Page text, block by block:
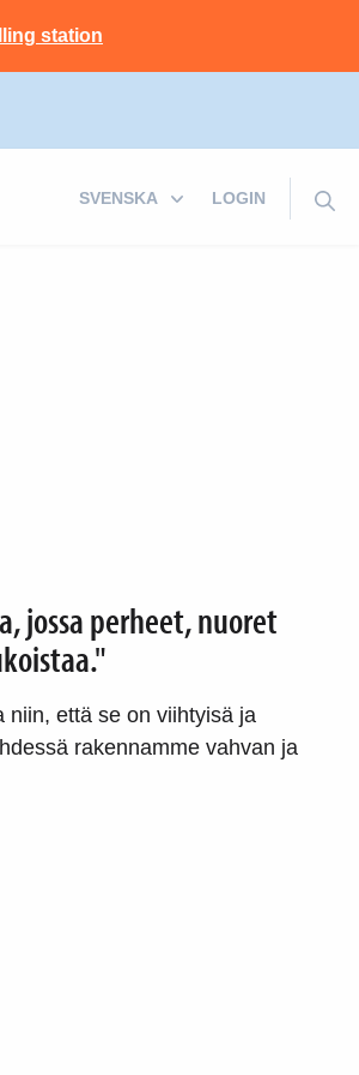
station
LOGIN
jossa perheet, nuoret
niin, että se on viihtyisä ja
rakennamme vahvan ja